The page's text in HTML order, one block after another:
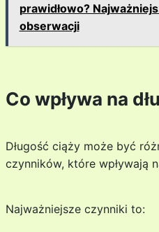
prawidłowo?
obserwacji
Co wpływa na
Długość ciąży może być
czynników, które wpływają
Najważniejsze czynniki to: